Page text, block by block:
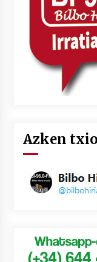
Azken